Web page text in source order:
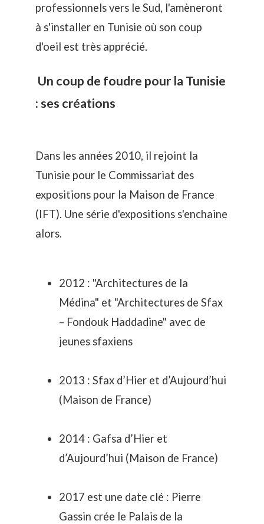
professionnels vers le Sud, l'amèneront
à s'installer en Tunisie où son coup
d'oeil est très apprécié.
Un coup de foudre pour la Tunisie
: ses créations
Dans les années 2010, il rejoint la
Tunisie pour le Commissariat des
expositions pour la Maison de France
(IFT). Une série d'expositions s'enchaine
alors.
2012 : "Architectures de la
Médina" et "Architectures de Sfax
– Fondouk Haddadine" avec de
jeunes sfaxiens
2013 : Sfax d’Hier et d’Aujourd’hui
(Maison de France)
2014 : Gafsa d’Hier et
d’Aujourd’hui (Maison de France)
2017 est une date clé : Pierre
Gassin crée le Palais de la